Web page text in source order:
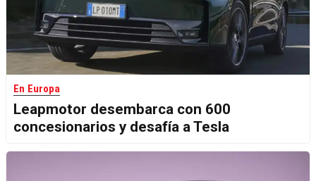
En Europa
Leapmotor desembarca con 600
concesionarios y desafía a Tesla